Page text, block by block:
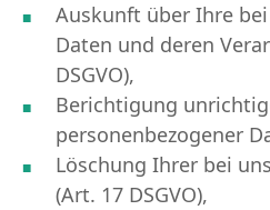
Auskunft über Ihre
Daten und deren
DSGVO),
Berichtigung
personenbezogener
Löschung Ihrer bei
(Art. 17 DSGVO),